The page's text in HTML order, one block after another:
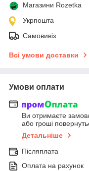
Магазини Rozetka
Укрпошта
Самовивіз
Всі умови доставки
Умови оплати
Ви отримаєте
або гроші
Детальніше
Післяплата
Оплата на рахунок